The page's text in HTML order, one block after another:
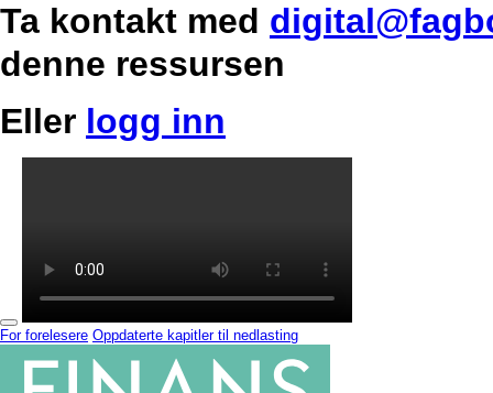
Ta kontakt med
denne ressursen
Eller logg inn
For forelesere Oppdaterte kapitler til nedlasting